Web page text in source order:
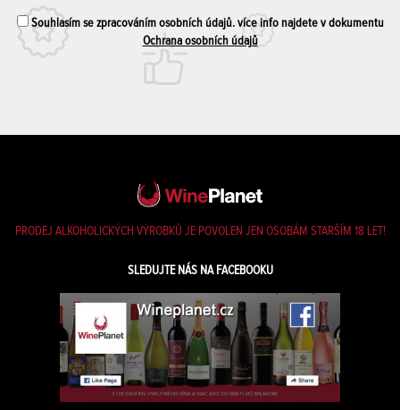
Souhlasím se zpracováním osobních údajů. více info najdete v dokumentu
Ochrana osobních údajů
PRODEJ ALKOHOLICKÝCH VÝROBKŮ JE POVOLEN JEN OSOBÁM STARŠÍM 18 LET!
SLEDUJTE NÁS NA FACEBOOKU